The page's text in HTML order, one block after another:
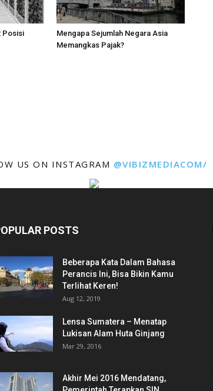
Posisi
Mengapa Sejumlah Negara Asia
Memangkas Pajak?
US ON INSTAGRAM @VIBIZMEDIACOM/
POSTS
Beberapa Kata Dalam Bahasa
Perancis Ini, Bisa Bikin Kamu
Terlihat Keren!
Aug 12, 2019
Lensa Sumatera – Menatap
Lukisan Alam Huta Ginjang
Mar 29, 2016
Akhir Mei 2016 Mendatang,